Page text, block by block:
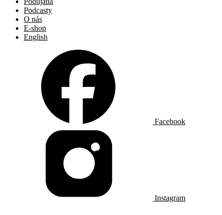
Podcasty
O nás
E-shop
English
Facebook
Instagram